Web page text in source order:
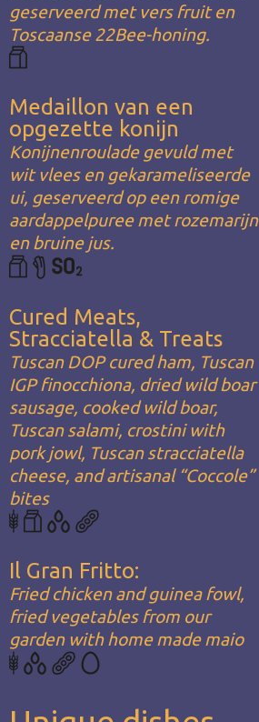
geserveerd met vers fruit en
Toscaanse 22Bee-honing.
Medaillon van een
opgezette konijn
Konijnenroulade gevuld met
wit vlees en gekarameliseerde
ui, geserveerd op een romige
aardappelpuree met rozemarijn
en bruine jus.
Cured Meats,
Stracciatella & Treats
Tuscan DOP cured ham, Tuscan
IGP finocchiona, dried wild boar
sausage, cooked wild boar,
Tuscan salami, crostini with
pork jowl, Tuscan stracciatella
cheese, and artisanal “Coccole”
bites
Il Gran Fritto:
Fried chicken and guinea fowl,
fried vegetables from our
garden with home made maio